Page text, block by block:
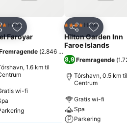
)
Føj til favoritter
Hotel
Føroyar
(2.846 bedømmelser
1.6 km til
wi-fi
Del Føj til
4 StjernerHotel
Hilton Garden Inn
Faroe Islands
8,9 Fremragende (
Tórshavn, 0.5 km til
Centrum
Gratis wi-fi
Spa
Parkering